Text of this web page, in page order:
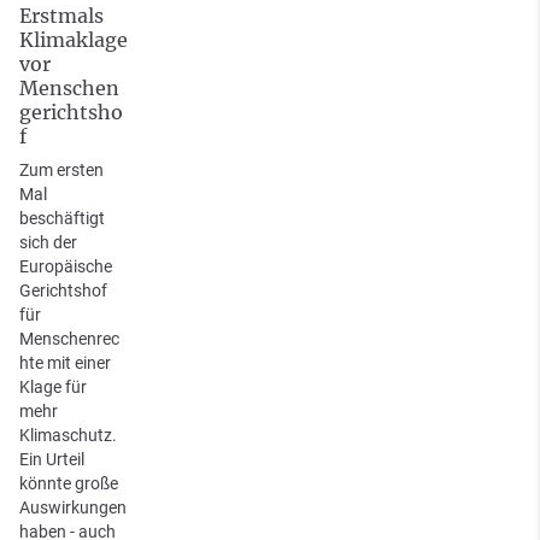
Erstmals
Klimaklage
vor
Menschen
gerichtsho
f
Zum ersten
Mal
beschäftigt
sich der
Europäische
Gerichtshof
für
Menschenrec
hte mit einer
Klage für
mehr
Klimaschutz.
Ein Urteil
könnte große
Auswirkungen
haben - auch